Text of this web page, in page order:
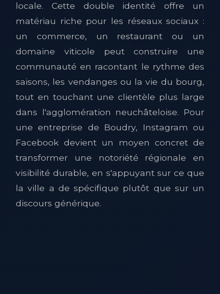
locale. Cette double identité offre un
matériau riche pour les réseaux sociaux :
un commerce, un restaurant ou un
domaine viticole peut construire une
communauté en racontant le rythme des
saisons, les vendanges ou la vie du bourg,
tout en touchant une clientèle plus large
dans l'agglomération neuchâteloise. Pour
une entreprise de Boudry, Instagram ou
Facebook devient un moyen concret de
transformer une notoriété régionale en
visibilité durable, en s'appuyant sur ce que
la ville a de spécifique plutôt que sur un
discours générique.